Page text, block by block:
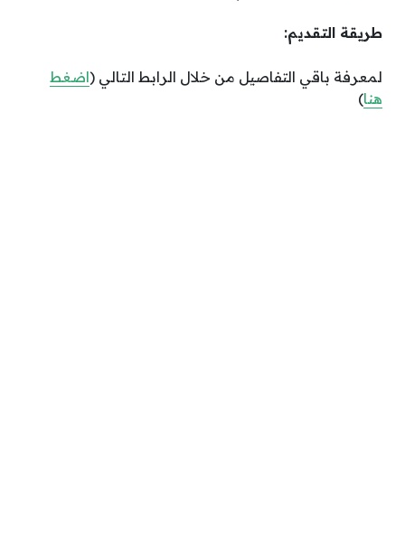
طريقة التقديم:
لمعرفة باقي التفاصيل من خلال الرابط التالي (اضغط
هنا)